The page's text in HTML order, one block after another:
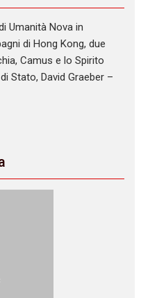
Umanità Nova in
di Hong Kong, due
Camus e lo Spirito
Stato, David Graeber –